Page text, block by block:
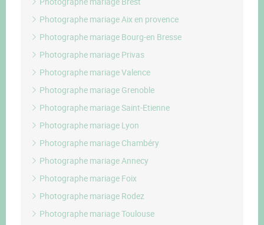
Photographe mariage Aix en provence
Photographe mariage Bourg-en Bresse
Photographe mariage Privas
Photographe mariage Valence
Photographe mariage Grenoble
Photographe mariage Saint-Etienne
Photographe mariage Lyon
Photographe mariage Chambéry
Photographe mariage Annecy
Photographe mariage Foix
Photographe mariage Rodez
Photographe mariage Toulouse